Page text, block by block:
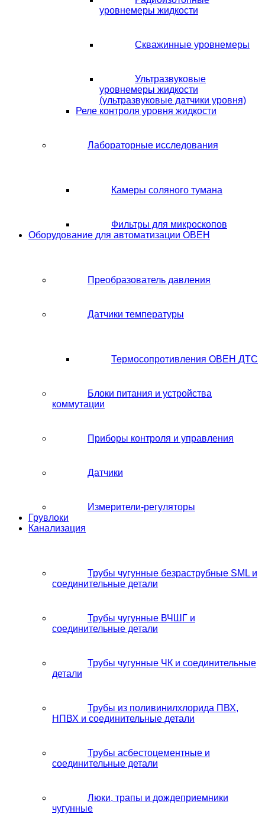
уровнемеры жидкости
Скважинные уровнемеры
Ультразвуковые
уровнемеры жидкости
(ультразвуковые датчики уровня)
Реле контроля уровня жидкости
Лабораторные исследования
Камеры соляного тумана
Фильтры для микроскопов
Оборудование для автоматизации ОВЕН
Преобразователь давления
Датчики температуры
Термосопротивления ОВЕН ДТС
Блоки питания и устройства
коммутации
Приборы контроля и управления
Датчики
Измерители-регуляторы
Грувлоки
Канализация
Трубы чугунные безраструбные SML и
соединительные детали
Трубы чугунные ВЧШГ и
соединительные детали
Трубы чугунные ЧК и соединительные
детали
Трубы из поливинилхлорида ПВХ,
НПВХ и соединительные детали
Трубы асбестоцементные и
соединительные детали
Люки, трапы и дождеприемники
чугунные